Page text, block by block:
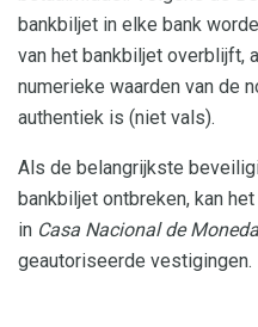
bankbiljet in elke bank
van het bankbiljet overblijft,
numerieke waarden van de
authentiek is (niet vals).
Als de belangrijkste
bankbiljet ontbreken, kan
in Casa Nacional de Moneda
geautoriseerde vestigingen.